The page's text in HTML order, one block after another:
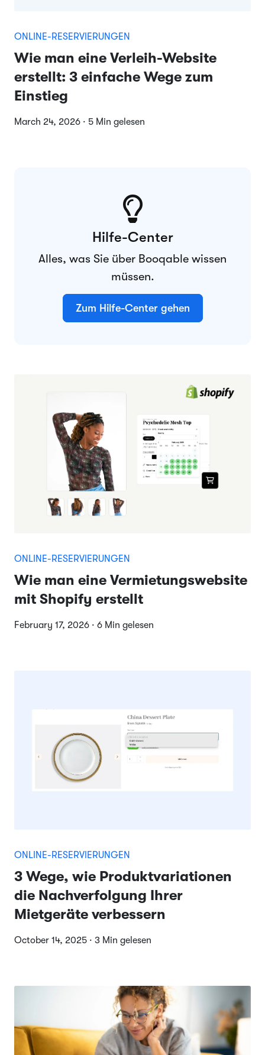
ONLINE-RESERVIERUNGEN
Wie man eine Verleih-Website
erstellt: 3 einfache Wege zum
Einstieg
March 24, 2026 · 5 Min gelesen
Hilfe-Center
Alles, was Sie über Booqable wissen
müssen.
Zum Hilfe-Center gehen
ONLINE-RESERVIERUNGEN
Wie man eine Vermietungswebsite
mit Shopify erstellt
February 17, 2026 · 6 Min gelesen
ONLINE-RESERVIERUNGEN
3 Wege, wie Produktvariationen
die Nachverfolgung Ihrer
Mietgeräte verbessern
October 14, 2025 · 3 Min gelesen